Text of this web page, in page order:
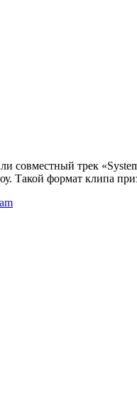
совместный трек
Такой формат клипа